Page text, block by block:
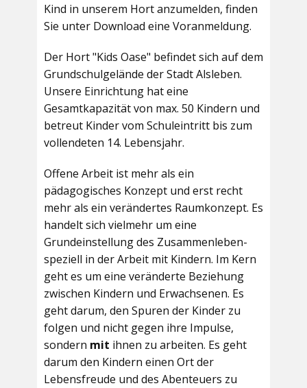
Kind in unserem Hort anzumelden, finden
Sie unter Download eine Voranmeldung.
Der Hort "Kids Oase" befindet sich auf dem
Grundschulgelände der Stadt Alsleben.
Unsere Einrichtung hat eine
Gesamtkapazität von max. 50 Kindern und
betreut Kinder vom Schuleintritt bis zum
vollendeten 14. Lebensjahr.
Offene Arbeit ist mehr als ein
pädagogisches Konzept und erst recht
mehr als ein verändertes Raumkonzept. Es
handelt sich vielmehr um eine
Grundeinstellung des Zusammenleben-
speziell in der Arbeit mit Kindern. Im Kern
geht es um eine veränderte Beziehung
zwischen Kindern und Erwachsenen. Es
geht darum, den Spuren der Kinder zu
folgen und nicht gegen ihre Impulse,
sondern mit ihnen zu arbeiten. Es geht
darum den Kindern einen Ort der
Lebensfreude und des Abenteuers zu